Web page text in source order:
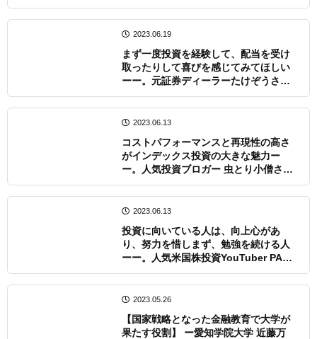
展望
2023.06.19
まず一度投資を経験して、配当を受け
取ったりして喜びを感じてみてほしい
ーー。元証券ディーラーたけぞうさん
インタビュー
2023.06.13
コストパフォーマンスと再現性の高さ
がインデックス投資の大きな魅力ー
ー。人気投資ブロガー 虫とり小僧さん
インタビュー
2023.06.13
投資に向いている人は、向上心があ
り、努力を惜しまず、勉強を続ける人
ーー。人気米国株投資YouTuber PAN
さんインタビュー
2023.05.26
【国家戦略となった金融教育で大学が
果たす役割】 ー愛知学院大学 近藤万